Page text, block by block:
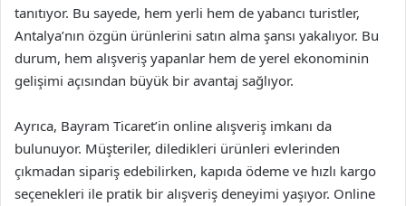
tanıtıyor. Bu sayede, hem yerli hem de yabancı turistler,
Antalya’nın özgün ürünlerini satın alma şansı yakalıyor. Bu
durum, hem alışveriş yapanlar hem de yerel ekonominin
gelişimi açısından büyük bir avantaj sağlıyor.
Ayrıca, Bayram Ticaret’in online alışveriş imkanı da
bulunuyor. Müşteriler, diledikleri ürünleri evlerinden
çıkmadan sipariş edebilirken, kapıda ödeme ve hızlı kargo
seçenekleri ile pratik bir alışveriş deneyimi yaşıyor. Online